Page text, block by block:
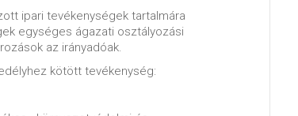
ipari tevékenységek tartalmára
egységes ágazati osztályozási
az irányadóak.
kötött tevékenység: